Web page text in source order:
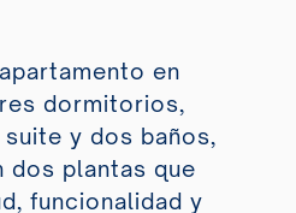
en
dormitorios,
y dos baños,
dos plantas que
funcionalidad y